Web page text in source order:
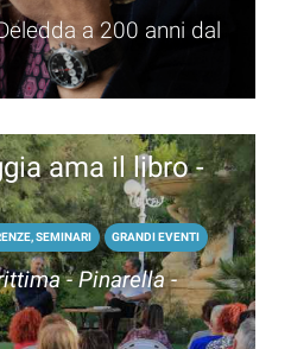
a 200 anni dal
ama il libro -
SEMINARI GRANDI EVENTI
- Pinarella -